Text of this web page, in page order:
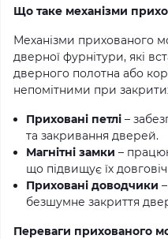
Що таке механізми
Механізми прихованого
дверної фурнітури, які
дверного полотна або
непомітними при
Приховані петлі –
та закривання дверей.
Магнітні замки –
що підвищує їх
Приховані доводчики
безшумне закриття
Переваги прихованого